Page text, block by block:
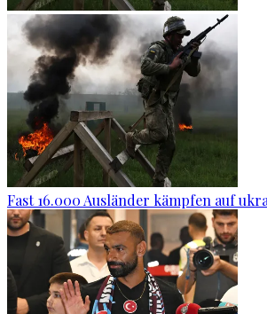
Fast 16.000 Ausländer kämpfen auf